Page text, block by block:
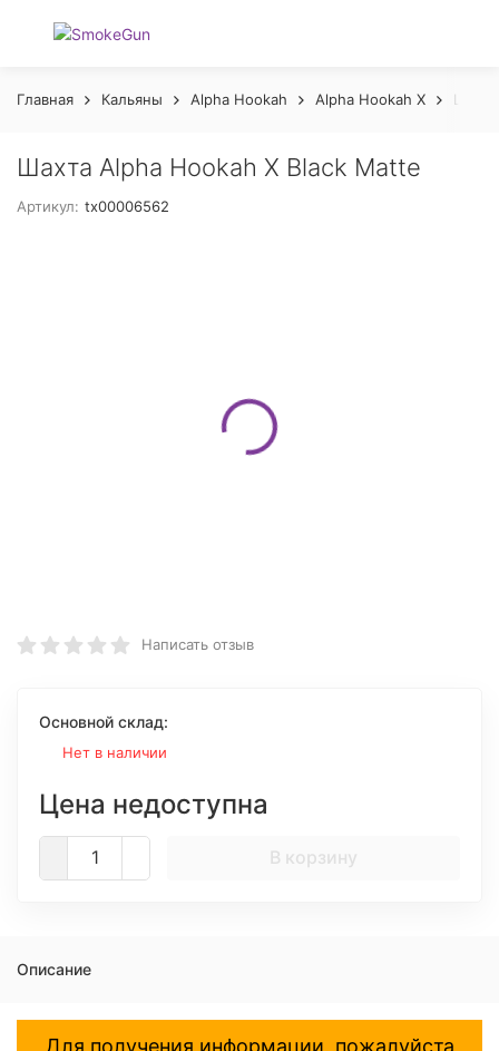
Главная Кальяны Alpha Hookah Alpha Hookah X
Шахта Alpha Hookah X Black Matte
Артикул: tx00006562
Написать отзыв
Основной склад:
Нет в наличии
Цена недоступна
В корзину
Описание
Для получения информации, пожалуйста